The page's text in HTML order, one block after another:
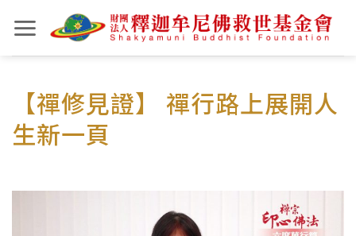
to
content
【禪修見證】 禪行路上展開人
生新一頁